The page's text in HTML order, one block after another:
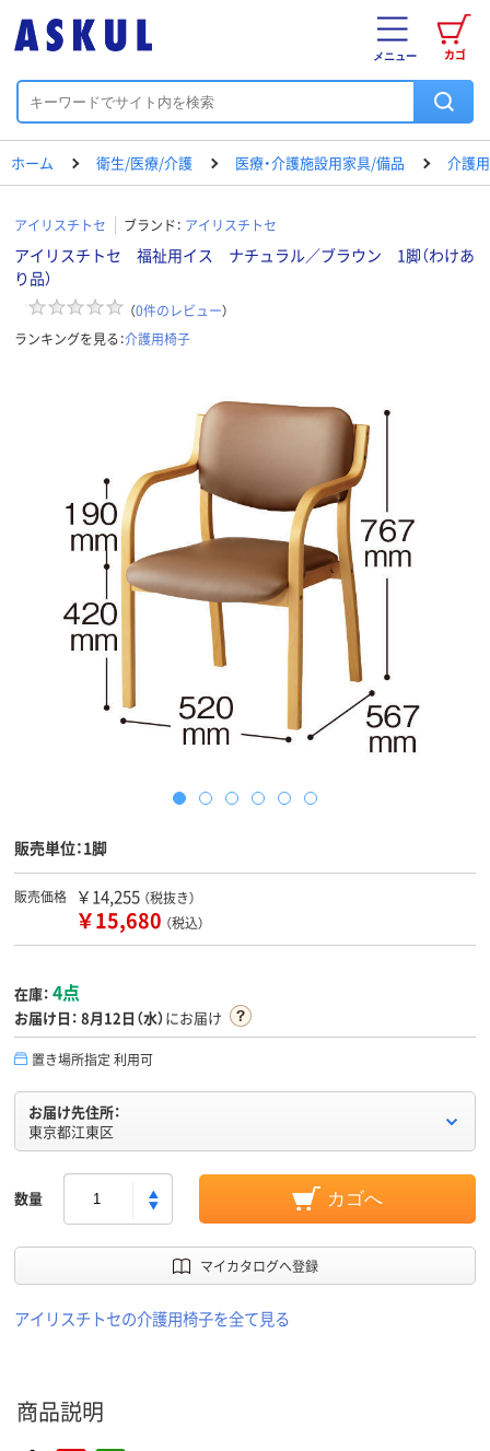
カゴ
メニュー
ホーム 衛生/医療/介護 医療・介護施設用家具/備品 介護
アイリスチトセ ブランド： アイリスチトセ
アイリスチトセ 福祉用イス ナチュラル／ブラウン 1脚（わけあ
り品）
（0件のレビュー）
ランキングを見る：介護用椅子
販売単位：1脚
販売価格 ￥14,255 （税抜き）
￥15,680 （税込）
在庫： 4点
お届け日： 8月12日（水）にお届け
置き場所指定 利用可
お届け先住所：
東京都江東区
数量 カゴへ
マイカタログへ登録
アイリスチトセの介護用椅子を全て見る
商品説明